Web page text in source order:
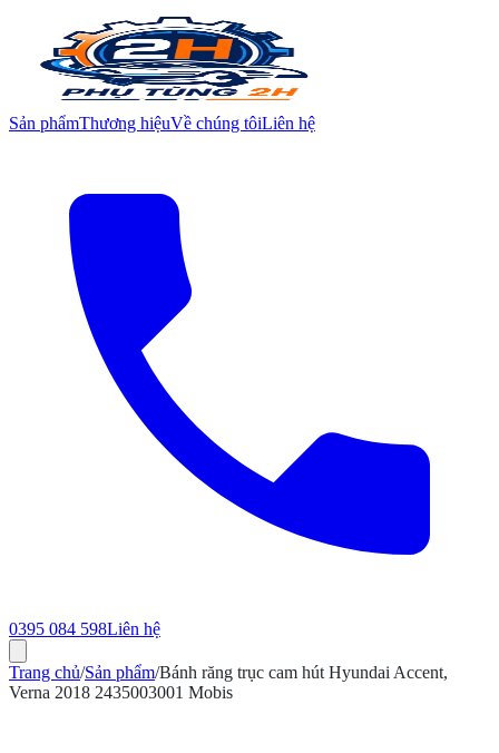
Sản phẩmThương hiệuVề chúng tôiLiên hệ
0395 084 598Liên hệ
Trang chủ/Sản phẩm/Bánh răng trục cam hút Hyundai Accent,
Verna 2018 2435003001 Mobis